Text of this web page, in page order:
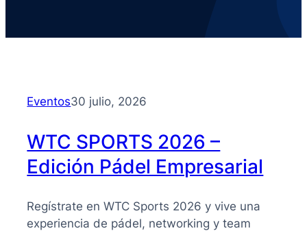
Eventos30 julio, 2026
WTC SPORTS 2026 –
Edición Pádel Empresarial
Regístrate en WTC Sports 2026 y vive una
experiencia de pádel, networking y team